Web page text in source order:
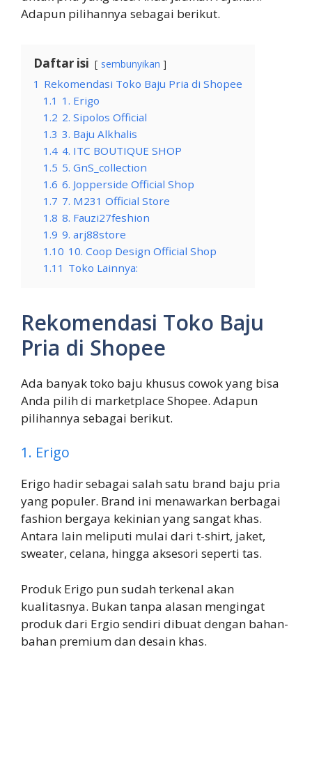
Adapun pilihannya sebagai berikut.
Daftar isi sembunyikan
1 Rekomendasi Toko Baju Pria di Shopee
1.1 1. Erigo
1.2 2. Sipolos Official
1.3 3. Baju Alkhalis
1.4 4. ITC BOUTIQUE SHOP
1.5 5. GnS_collection
1.6 6. Jopperside Official Shop
1.7 7. M231 Official Store
1.8 8. Fauzi27feshion
1.9 9. arj88store
1.10 10. Coop Design Official Shop
1.11 Toko Lainnya:
Rekomendasi Toko Baju
Pria di Shopee
Ada banyak toko baju khusus cowok yang bisa
Anda pilih di marketplace Shopee. Adapun
pilihannya sebagai berikut.
1. Erigo
Erigo hadir sebagai salah satu brand baju pria
yang populer. Brand ini menawarkan berbagai
fashion bergaya kekinian yang sangat khas.
Antara lain meliputi mulai dari t-shirt, jaket,
sweater, celana, hingga aksesori seperti tas.
Produk Erigo pun sudah terkenal akan
kualitasnya. Bukan tanpa alasan mengingat
produk dari Ergio sendiri dibuat dengan bahan-
bahan premium dan desain khas.